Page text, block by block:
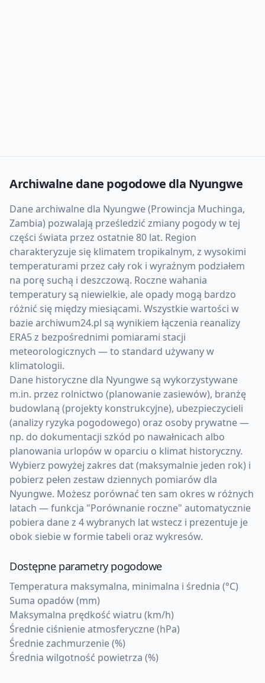
Archiwalne dane pogodowe dla Nyungwe
Dane archiwalne dla Nyungwe (Prowincja Muchinga,
Zambia) pozwalają prześledzić zmiany pogody w tej
części świata przez ostatnie 80 lat. Region
charakteryzuje się klimatem tropikalnym, z wysokimi
temperaturami przez cały rok i wyraźnym podziałem
na porę suchą i deszczową. Roczne wahania
temperatury są niewielkie, ale opady mogą bardzo
różnić się między miesiącami. Wszystkie wartości w
bazie archiwum24.pl są wynikiem łączenia reanalizy
ERA5 z bezpośrednimi pomiarami stacji
meteorologicznych — to standard używany w
klimatologii.
Dane historyczne dla Nyungwe są wykorzystywane
m.in. przez rolnictwo (planowanie zasiewów), branżę
budowlaną (projekty konstrukcyjne), ubezpieczycieli
(analizy ryzyka pogodowego) oraz osoby prywatne —
np. do dokumentacji szkód po nawałnicach albo
planowania urlopów w oparciu o klimat historyczny.
Wybierz powyżej zakres dat (maksymalnie jeden rok) i
pobierz pełen zestaw dziennych pomiarów dla
Nyungwe. Możesz porównać ten sam okres w różnych
latach — funkcja "Porównanie roczne" automatycznie
pobiera dane z 4 wybranych lat wstecz i prezentuje je
obok siebie w formie tabeli oraz wykresów.
Dostępne parametry pogodowe
Temperatura maksymalna, minimalna i średnia (°C)
Suma opadów (mm)
Maksymalna prędkość wiatru (km/h)
Średnie ciśnienie atmosferyczne (hPa)
Średnie zachmurzenie (%)
Średnia wilgotność powietrza (%)